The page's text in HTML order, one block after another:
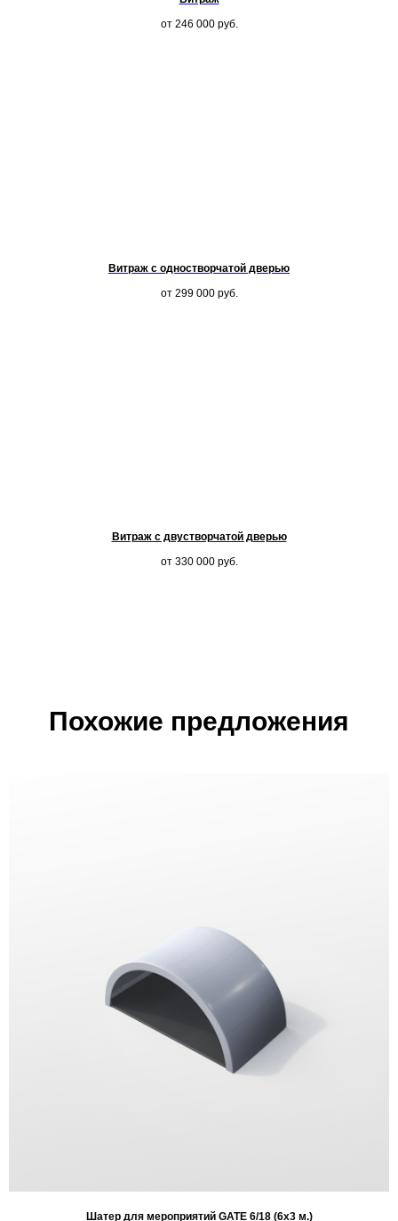
от 246 000 руб.
Витраж с одностворчатой дверью
от 299 000 руб.
Витраж с двустворчатой дверью
от 330 000 руб.
Похожие предложения
Шатер для мероприятий GATE 6/18 (6х3 м.)